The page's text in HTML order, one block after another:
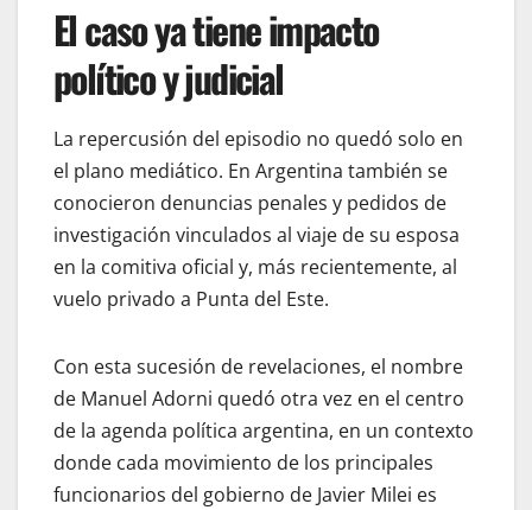
El caso ya tiene impacto
político y judicial
La repercusión del episodio no quedó solo en
el plano mediático. En Argentina también se
conocieron denuncias penales y pedidos de
investigación vinculados al viaje de su esposa
en la comitiva oficial y, más recientemente, al
vuelo privado a Punta del Este.
Con esta sucesión de revelaciones, el nombre
de Manuel Adorni quedó otra vez en el centro
de la agenda política argentina, en un contexto
donde cada movimiento de los principales
funcionarios del gobierno de Javier Milei es